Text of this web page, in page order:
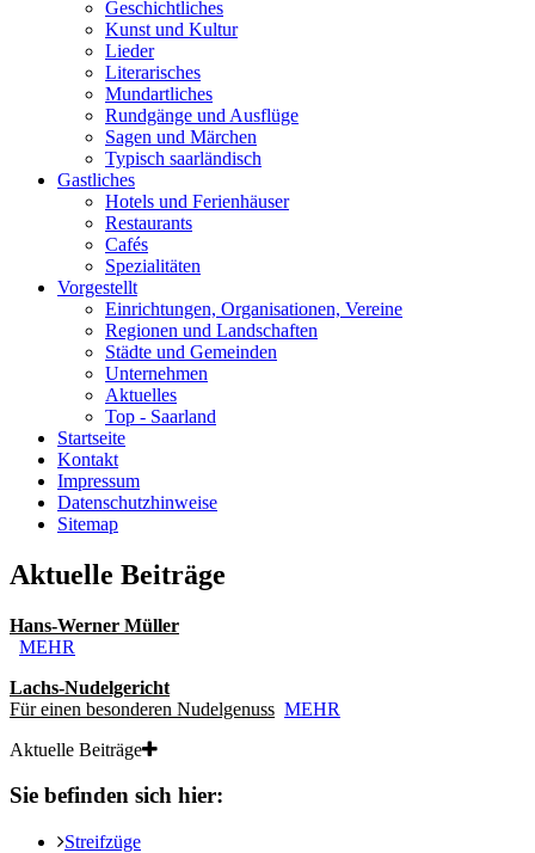
Geschichtliches
Kunst und Kultur
Lieder
Literarisches
Mundartliches
Rundgänge und Ausflüge
Sagen und Märchen
Typisch saarländisch
Gastliches
Hotels und Ferienhäuser
Restaurants
Cafés
Spezialitäten
Vorgestellt
Einrichtungen, Organisationen, Vereine
Regionen und Landschaften
Städte und Gemeinden
Unternehmen
Aktuelles
Top - Saarland
Startseite
Kontakt
Impressum
Datenschutzhinweise
Sitemap
Aktuelle Beiträge
Hans-Werner Müller
MEHR
Lachs-Nudelgericht
Für einen besonderen Nudelgenuss MEHR
Aktuelle Beiträge
Sie befinden sich hier:
Streifzüge